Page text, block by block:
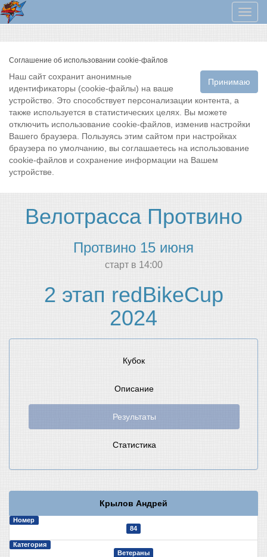
Меню
Соглашение об использовании cookie-файлов
Принимаю
Наш сайт сохранит анонимные
идентификаторы (cookie-файлы) на ваше
устройство. Это способствует персонализации контента, а
также используется в статистических целях. Вы можете
отключить использование cookie-файлов, изменив настройки
Вашего браузера. Пользуясь этим сайтом при настройках
браузера по умолчанию, вы соглашаетесь на использование
cookie-файлов и сохранение информации на Вашем
устройстве.
Велотрасса Протвино
Протвино 15 июня
cтарт в 14:00
2 этап redBikeCup
2024
Кубок
Описание
Результаты
Статистика
Крылов Андрей
Номер
84
Категория
Ветераны